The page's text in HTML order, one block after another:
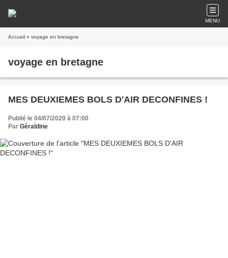
MENU
Accueil » voyage en bretagne
voyage en bretagne
MES DEUXIEMES BOLS D'AIR DECONFINES !
Publié le 04/07/2020 à 07:00
Par Géraldine